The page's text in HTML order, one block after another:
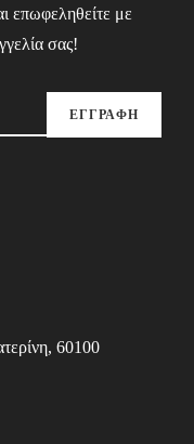
επωφεληθείτε με
σας!
ΕΓΓΡΑΦΗ
60100